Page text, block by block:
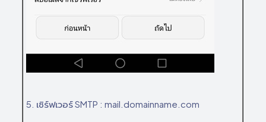
5. เซิร์ฟเวอร์ SMTP : mail.domainname.com